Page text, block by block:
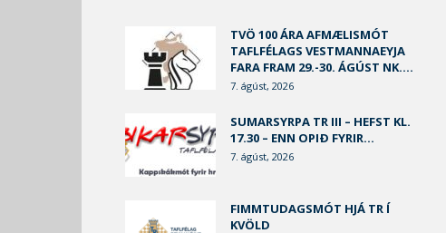
TVÖ 100 ÁRA AFMÆLISMÓT
TAFLFÉLAGS VESTMANNAEYJA
FARA FRAM 29.-30. ÁGÚST NK....
7. ágúst, 2026
SUMARSYRPA TR III – HEFST KL.
17.30 – ENN OPIÐ FYRIR...
7. ágúst, 2026
FIMMTUDAGSMÓT HJÁ TR Í
KVÖLD